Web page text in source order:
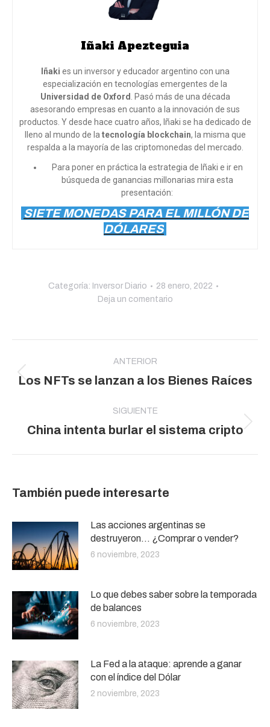
Iñaki Apezteguia
Iñaki es un inversor y educador argentino con una
especialización en tecnologías emergentes de la
Universidad de Oxford
. Pasó más de una década
asesorando empresas en cuanto a la innovación de sus
productos. Y desde hace cuatro años, Iñaki se ha dedicado de
lleno al mundo de la tecnología blockchain, la misma que
respalda a la mayoría de las criptomonedas del mercado.
Para poner en práctica la estrategia de Iñaki e ir en
búsqueda de ganancias millonarias mira esta
presentación:
SIETE MONEDAS PARA EL MILLÓN DE
DÓLARES
Categoría: Inversor Diario
28 enero, 2022
Deja un comentario
entre
publicaciones
ANTERIOR
Publicación
Los NFTs se lanzan a los Bienes Raíces
SIGUIENTE
Publicación
China intenta burlar el sistema cripto
También puede interesarte
Las acciones argentinas se
destruyeron… ¿Comprar o vender?
6 noviembre, 2023
Lo que debes saber sobre la temporada
de balances
6 noviembre, 2023
La Fed a la ataque: aprende a ganar
con el índice del Dólar
2 noviembre, 2023